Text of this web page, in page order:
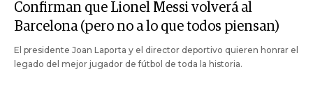
Confirman que Lionel Messi volverá al
Barcelona (pero no a lo que todos piensan)
El presidente Joan Laporta y el director deportivo quieren honrar el
legado del mejor jugador de fútbol de toda la historia.